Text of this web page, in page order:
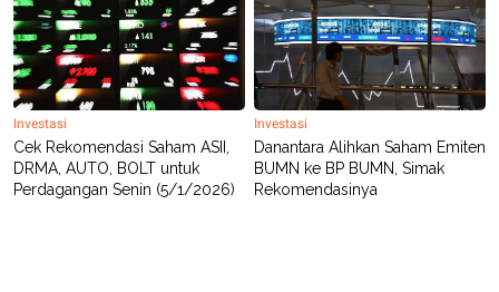
Investasi
Cek Rekomendasi Saham ASII,
DRMA, AUTO, BOLT untuk
Perdagangan Senin (5/1/2026)
Investasi
Danantara Alihkan Saham Emiten
BUMN ke BP BUMN, Simak
Rekomendasinya